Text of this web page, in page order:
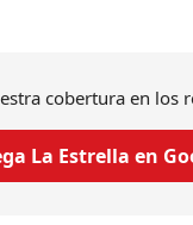
cobertura en los
La Estrella en